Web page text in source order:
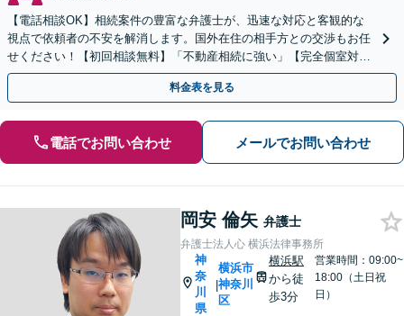
【電話相談OK】相続案件の豊富な弁護士が、迅速な対応と客観的な
視点で依頼者の不安を解消します。国外在住の相手方との交渉もお任
せください！【初回相談無料】「不動産相続に強い」【完全個室対
応】【バリアフリー対応】
料金表を見る
電話でお問い合わせ メールでお問い合わせ
岡安 倫矢 弁護士
弁護士法人心 横浜法律事務所
神
奈
川
県
|
横浜市
神奈川
区
横浜駅
から徒
歩3分
営業時間：09:00~
18:00（土日祝
日）